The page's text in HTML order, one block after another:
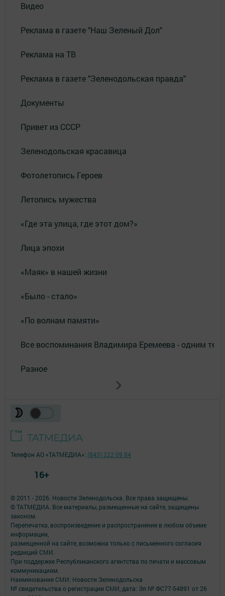
Видео
Реклама в газете "Наш Зеленый Дол"
Реклама на ТВ
Реклама в газете "Зеленодольская правда"
Документы
Привет из СССР
Зеленодольская красавица
Фотолетопись Героев
Летопись мужества
«Где эта улица, где этот дом?»
Лица эпохи
«Маяк» в нашей жизни
«Было - стало»
«По волнам памяти»
Все воспоминания Владимира Еремеева - одним
Разное
© 2011 - 2026. Новости Зеленодольска. Все права защищены.
© ТАТМЕДИА. Все материалы, размещенные на сайте, защищены
законом.
Перепечатка, воспроизведение и распространение в любом объеме
информации,
размещенной на сайте, возможна только с письменного согласия
редакций СМИ.
При поддержке Республиканского агентства по печати и массовым
коммуникациям.
Наименование СМИ: Новости Зеленодольска
№ свидетельства о регистрации СМИ, дата: Эл № ФС77-54891 от 26
Телефон АО «ТАТМЕДИА»: (843) 222 09 84
16+